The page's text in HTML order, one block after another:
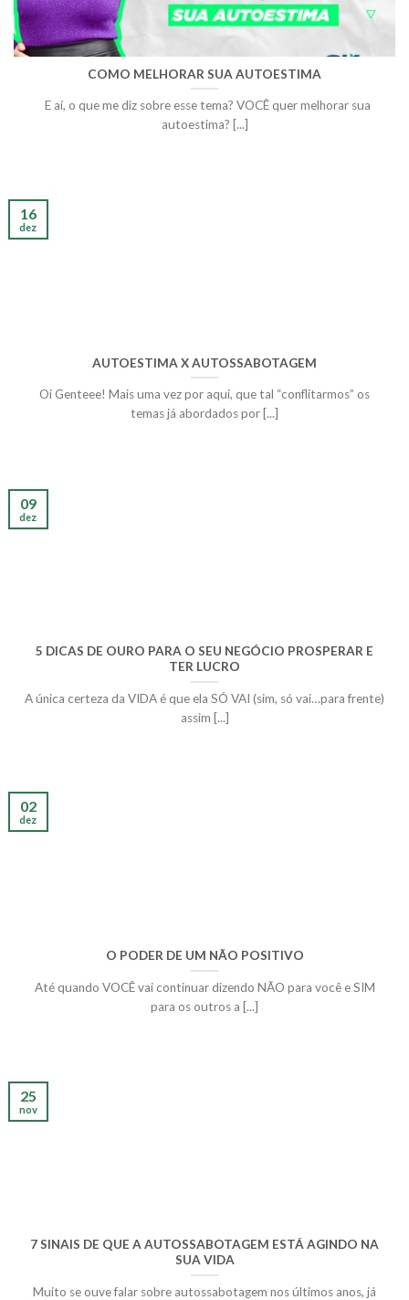
COMO MELHORAR SUA AUTOESTIMA
E aí, o que me diz sobre esse tema? VOCÊ quer melhorar sua
autoestima? [...]
AUTOESTIMA X AUTOSSABOTAGEM
Oi Genteee! Mais uma vez por aqui, que tal “conflitarmos” os
temas já abordados por [...]
16
dez
5 DICAS DE OURO PARA O SEU NEGÓCIO PROSPERAR E
TER LUCRO
A única certeza da VIDA é que ela SÓ VAI (sim, só vai…para frente)
assim [...]
09
dez
O PODER DE UM NÃO POSITIVO
Até quando VOCÊ vai continuar dizendo NÃO para você e SIM
para os outros a [...]
02
dez
7 SINAIS DE QUE A AUTOSSABOTAGEM ESTÁ AGINDO NA
SUA VIDA
Muito se ouve falar sobre autossabotagem nos últimos anos, já
25
nov